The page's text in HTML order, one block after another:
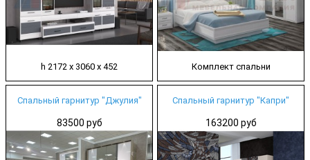
h 2172 х 3060 х 452 Комплект спальни
Спальный гарнитур "Джулия"
83500 руб
Спальный гарнитур "Капри"
163200 руб